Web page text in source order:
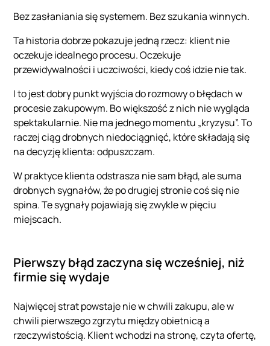
Bez zasłaniania się systemem. Bez szukania winnych.
Ta historia dobrze pokazuje jedną rzecz: klient nie
oczekuje idealnego procesu. Oczekuje
przewidywalności i uczciwości, kiedy coś idzie nie tak.
I to jest dobry punkt wyjścia do rozmowy o błędach w
procesie zakupowym. Bo większość z nich nie wygląda
spektakularnie. Nie ma jednego momentu „kryzysu”. To
raczej ciąg drobnych niedociągnięć, które składają się
na decyzję klienta: odpuszczam.
W praktyce klienta odstrasza nie sam błąd, ale suma
drobnych sygnałów, że po drugiej stronie coś się nie
spina. Te sygnały pojawiają się zwykle w pięciu
miejscach.
Pierwszy błąd zaczyna się wcześniej, niż
firmie się wydaje
Najwięcej strat powstaje nie w chwili zakupu, ale w
chwili pierwszego zgrzytu między obietnicą a
rzeczywistością. Klient wchodzi na stronę, czyta ofertę,